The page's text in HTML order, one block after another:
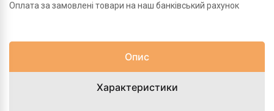
Оплата за замовлені товари на наш банківський рахунок
Опис
Характеристики